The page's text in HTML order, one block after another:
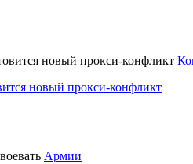
новый прокси-конфликт
Армии